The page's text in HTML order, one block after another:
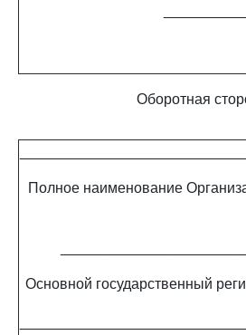
Оборотная
Полное наименование
Основной государственный